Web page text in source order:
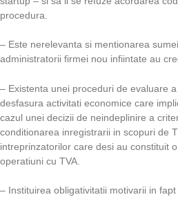
procedura.
– Este nerelevanta si mentionarea
administratorii firmei nou infiintate au
– Existenta unei proceduri de evaluare
desfasura activitati economice care
cazul unei decizii de neindeplinire a
conditionarea inregistrarii in scopuri de
intreprinzatorilor care desi au constituit
operatiuni cu TVA.
– Instituirea obligativitatii motivarii in